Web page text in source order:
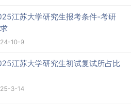
江苏大学研究生报考条件-考研
10-9
江苏大学研究生初试复试所占比
3-14